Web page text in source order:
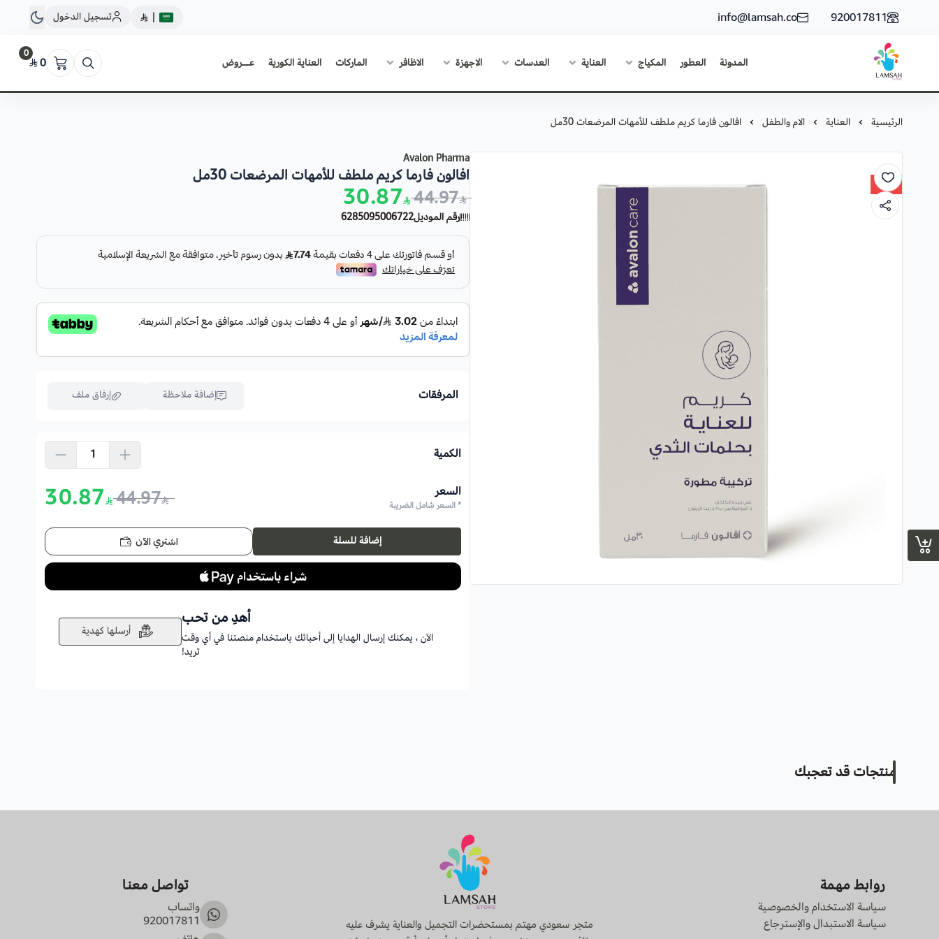
920017811
info@lamsah.co
| تسجيل الدخول
لمسة ستور المدونة العطور المكياج العناية العدسات الاجهزة الاظافر الماركات العناية الكورية عــروض
0
0
الرئيسية العناية الام والطفل افالون فارما كريم ملطف للأمهات المرضعات 30مل
31%
Avalon Pharma
افالون فارما كريم ملطف للأمهات المرضعات 30مل
44.97
30.87
رقم الموديل6285095006722
المرفقات إضافة ملاحظة إرفاق ملف
اسحب و افلت الملف هنا
الكمية
السعر
* السعر شامل الضريبة 44.97
30.87
إضافة للسلة اشتري الآن
أهدِ من تحب
الآن ، يمكنك إرسال الهدايا إلى أحبائك باستخدام منصتنا في أي وقت
تريد!
أرسلها كهدية
منتجات قد تعجبك
روابط مهمة
سياسة الاستخدام والخصوصية
سياسة الاستبدال والإسترجاع
متجر سعودي مهتم بمستحضرات التجميل والعناية يشرف عليه
تواصل معنا
واتساب
920017811